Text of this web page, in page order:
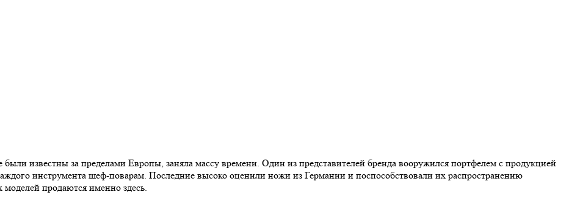
известны за пределами Европы, заняла массу времени. Один из представителей бренда вооружился портфелем с продукцией
инструмента шеф-поварам. Последние высоко оценили ножи из Германии и поспособствовали их распространению
продаются именно здесь.